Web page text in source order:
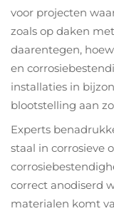
voor projecten
zoals op daken
daarentegen,
en
installaties in
blootstelling aan
Experts
staal in corrosieve
correct anodiserd
materialen komt